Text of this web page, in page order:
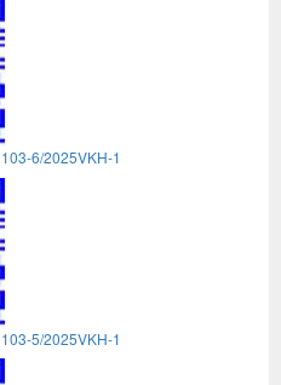
6/2025VKH-1
5/2025VKH-1